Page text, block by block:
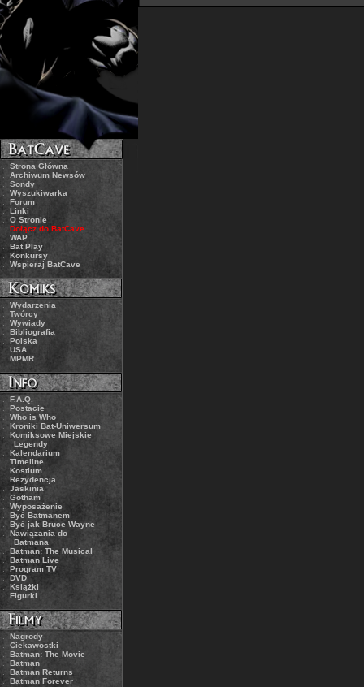
.: Strona Główna
.: Archiwum Newsów
.: Sondy
.:Wyszukiwarka
.: Forum
.: Linki
.: O Stronie
.: Dołącz do BatCave
.: WAP
.: Bat Play
.: Konkursy
.: Wspieraj BatCave
.: Wydarzenia
.: Twórcy
.: Wywiady
.:Bibliografia
.: Polska
.: USA
.: MPMR
.: F.A.Q.
.: Postacie
.: Who is Who
.:Kroniki Bat-Uniwersum
.: Komiksowe Miejskie
Legendy
.: Kalendarium
.: Timeline
.: Kostium
.: Rezydencja
.: Jaskinia
.: Gotham
.:Wyposażenie
.: Być Batmanem
.: Być jak Bruce Wayne
.: Nawiązania do
Batmana
.:Batman: The Musical
.: Batman Live
.: Program TV
.: DVD
.:Książki
.: Figurki
.: Nagrody
.: Ciekawostki
.: Batman: The Movie
.:Batman
.: Batman Returns
.: Batman Forever